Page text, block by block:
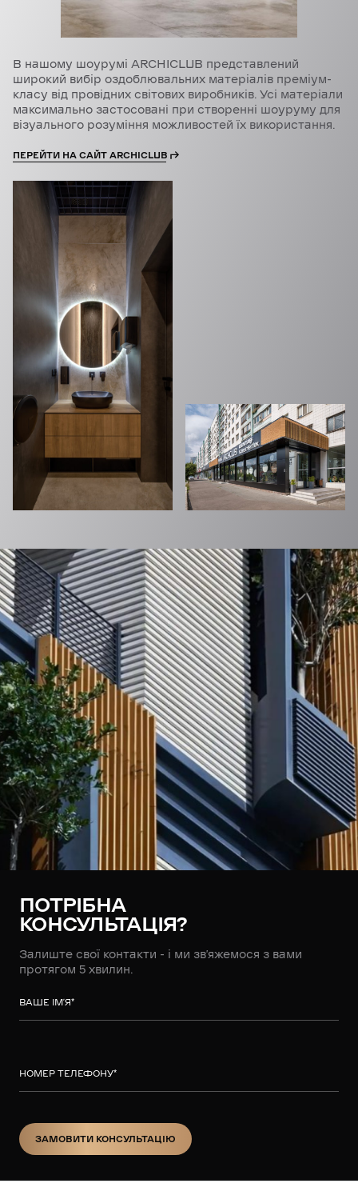
В нашому шоурумі ARCHICLUB представлений
широкий вибір оздоблювальних матеріалів преміум-
класу від провідних світових виробників. Усі матеріали
максимально застосовані при створенні шоуруму для
візуального розуміння можливостей їх використання.
ПЕРЕЙТИ НА САЙТ ARCHICLUB
ПОТРІБНА
КОНСУЛЬТАЦІЯ?
Залиште свої контакти - і ми зв’яжемося з вами
протягом 5 хвилин.
ВАШЕ ІМ’Я*
НОМЕР ТЕЛЕФОНУ*
ЗАМОВИТИ КОНСУЛЬТАЦІЮ